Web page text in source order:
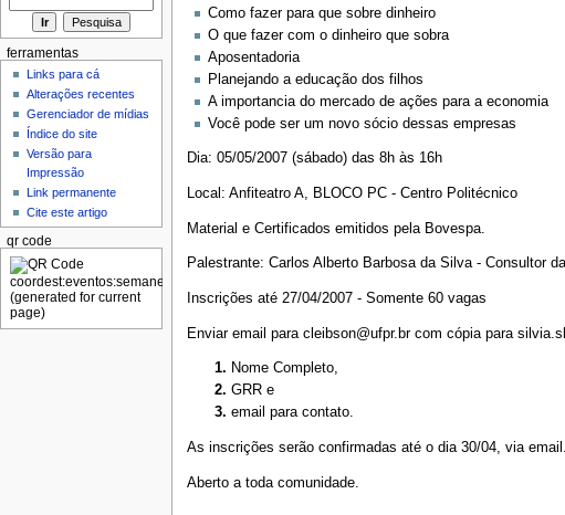
Como fazer para que sobre dinheiro
O que fazer com o dinheiro que sobra
Aposentadoria
Planejando a educação dos filhos
A importancia do mercado de ações para a economia
Você pode ser um novo sócio dessas empresas
Dia: 05/05/2007 (sábado) das 8h às 16h
Local: Anfiteatro A, BLOCO PC - Centro Politécnico
Material e Certificados emitidos pela Bovespa.
Palestrante: Carlos Alberto Barbosa da Silva - Consultor
Inscrições até 27/04/2007 - Somente 60 vagas
Enviar email para cleibson@ufpr.br com cópia para
Nome Completo,
GRR e
email para contato.
As inscrições serão confirmadas até o dia 30/04, via
Aberto a toda comunidade.
ferramentas
Links para cá
Alterações recentes
Gerenciador de mídias
Índice do site
Versão para
Impressão
Link permanente
Cite este artigo
qr code